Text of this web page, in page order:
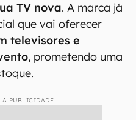
TV nova. A marca já
que vai oferecer
televisores e
, prometendo uma
A PUBLICIDADE